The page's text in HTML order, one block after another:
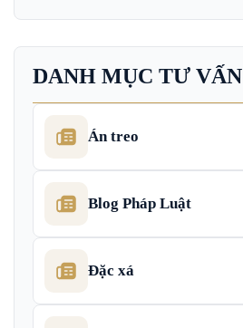
DANH MỤC TƯ VẤN
Án treo
Blog Pháp Luật
Đặc xá